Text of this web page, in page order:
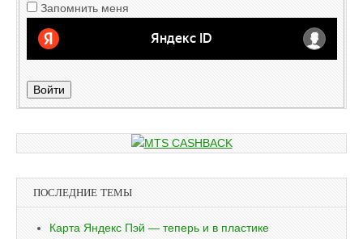
Запомнить меня
Войти
ПОСЛЕДНИЕ ТЕМЫ
Карта Яндекс Пэй — теперь и в пластике